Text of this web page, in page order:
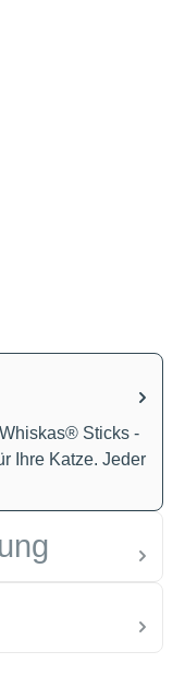
Sticks -
Ihre Katze. Jeder